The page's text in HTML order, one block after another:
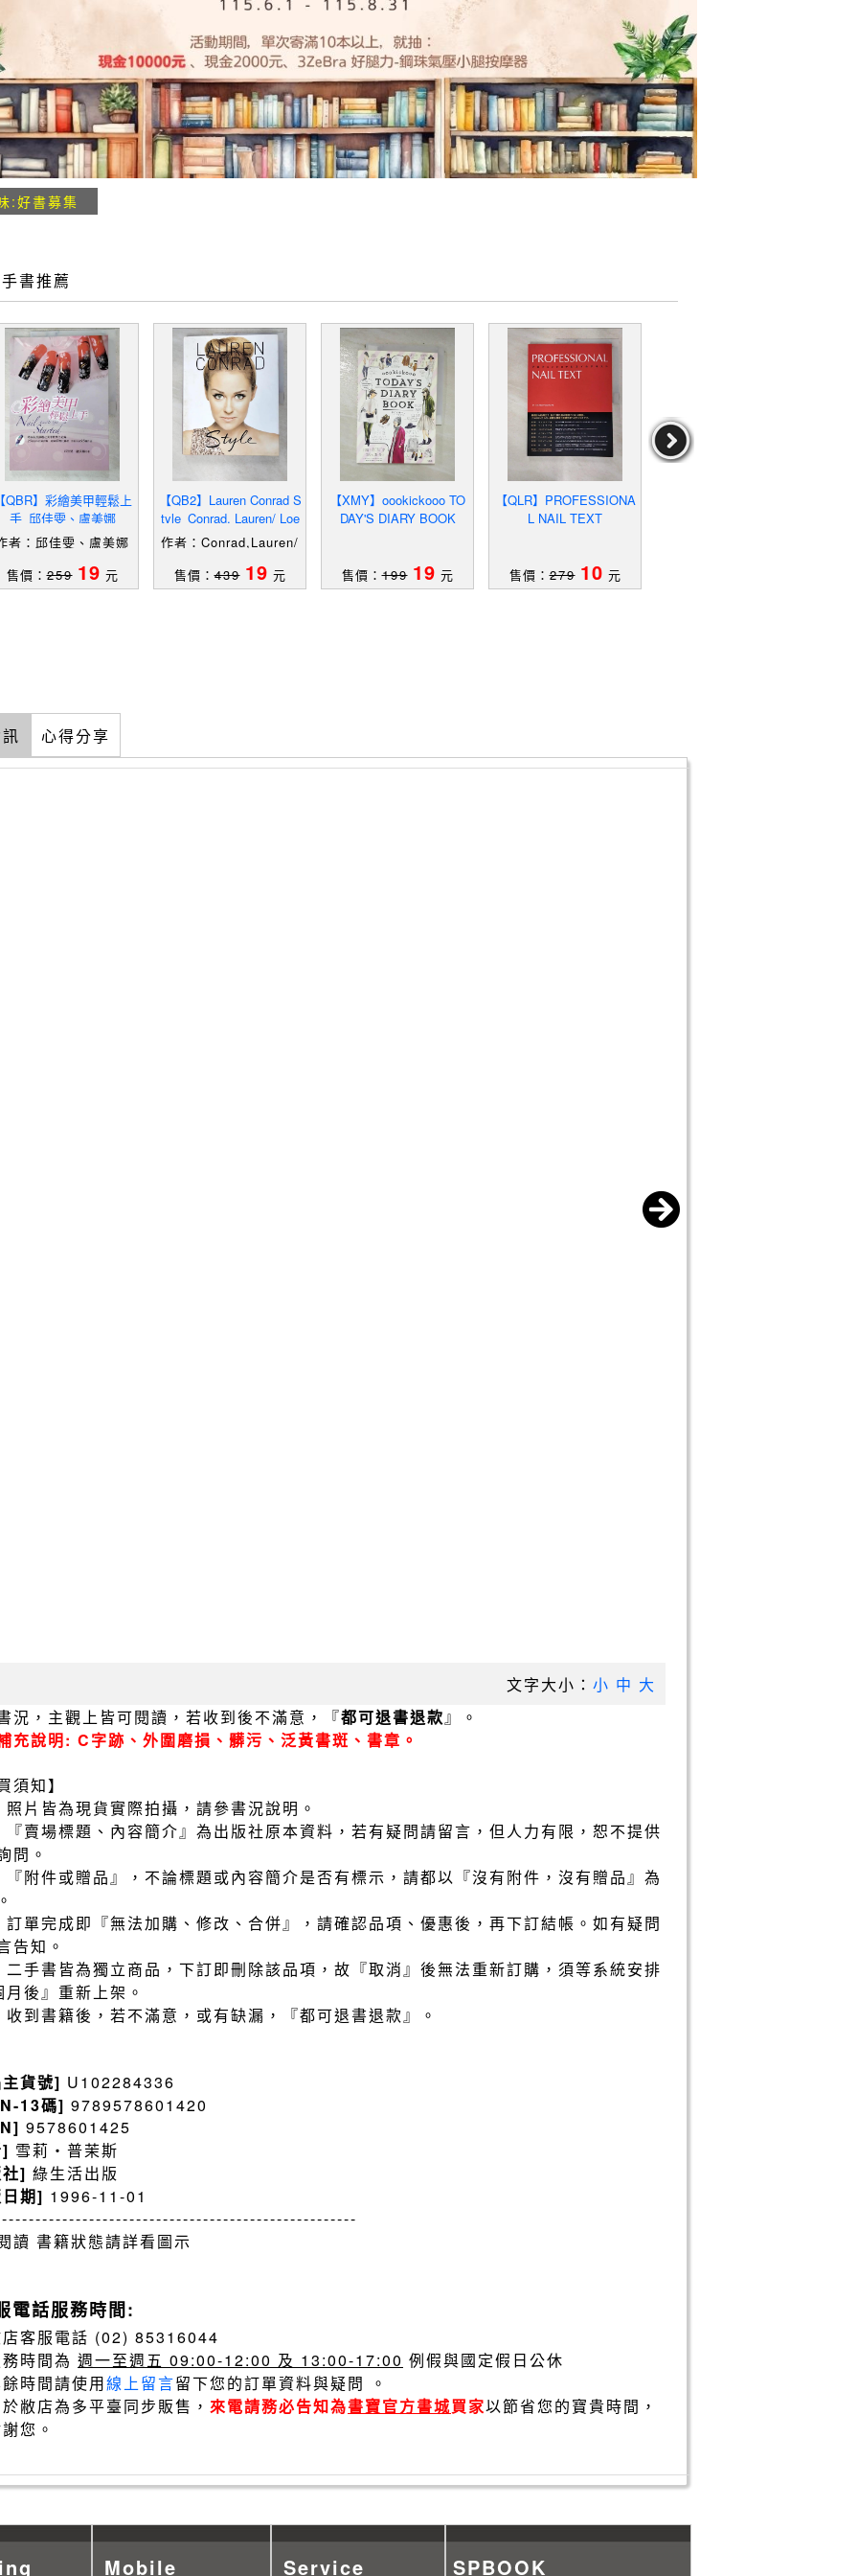
:好書募集
書推薦
QBR】彩繪美甲輕鬆上
手_邱佳雯、盧美娜
者：邱佳雯、盧美娜
售價：259 19 元
【QB2】Lauren Conrad S
tyle_Conrad, Lauren/ Loe
hnen, Elise (CON)
作者：Conrad,Lauren/
售價：439 19 元
【XMY】oookickooo TO
DAY'S DIARY BOOK
售價：199 19 元
【QLR】PROFESSIONA
L NAIL TEXT
售價：279 10 元
心得分享
文字大小： 小 中 大
況，主觀上皆可閱讀，若收到後不滿意，『都可退書退款』。
充說明: C字跡、外圍磨損、髒污、泛黃書斑、書章。
須知】
照片皆為現貨實際拍攝，請參書況說明。
『賣場標題、內容簡介』為出版社原本資料，若有疑問請留言，但人力有限，恕不提供
問。
『附件或贈品』，不論標題或內容簡介是否有標示，請都以『沒有附件，沒有贈品』為
訂單完成即『無法加購、修改、合併』，請確認品項、優惠後，再下訂結帳。如有疑問
告知。
二手書皆為獨立商品，下訂即刪除該品項，故『取消』後無法重新訂購，須等系統安排
後』重新上架。
收到書籍後，若不滿意，或有缺漏，『都可退書退款』。
貨號] U102284336
13碼] 9789578601420
9578601425
雪莉‧普茉斯
] 綠生活出版
期] 1996-11-01
讀 書籍狀態請詳看圖示
電話服務時間:
客服電話 (02) 85316044
時間為 週一至週五 09:00-12:00 及 13:00-17:00 例假與國定假日公休
時間請使用線上留言留下您的訂單資料與疑問 。
敝店為多平臺同步販售， 來電請務必告知為書寶官方書城買家以節省您的寶貴時間，
您。
Mobile Service SPBOOK